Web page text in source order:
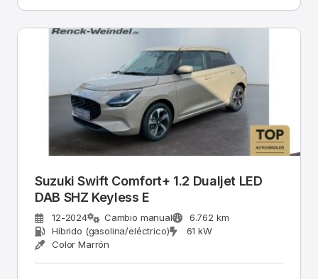
Suzuki Swift Comfort+ 1.2 Dualjet LED
DAB SHZ Keyless E
12-2024 Cambio manual
6.762 km
Híbrido (gasolina/eléctrico)
61 kW
Color Marrón